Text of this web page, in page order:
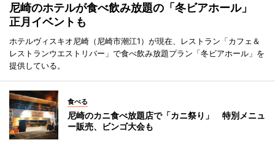
尼崎のホテルが食べ飲み放題の「冬ビアホール」
正月イベントも
ホテルヴィスキオ尼崎（尼崎市潮江1）が現在、レストラン「カフェ＆
レストランウエストリバー」で食べ飲み放題プラン「冬ビアホール」を
提供している。
食べる
尼崎のカニ食べ放題店で「カニ祭り」 特別メニュ
ー販売、ビンゴ大会も